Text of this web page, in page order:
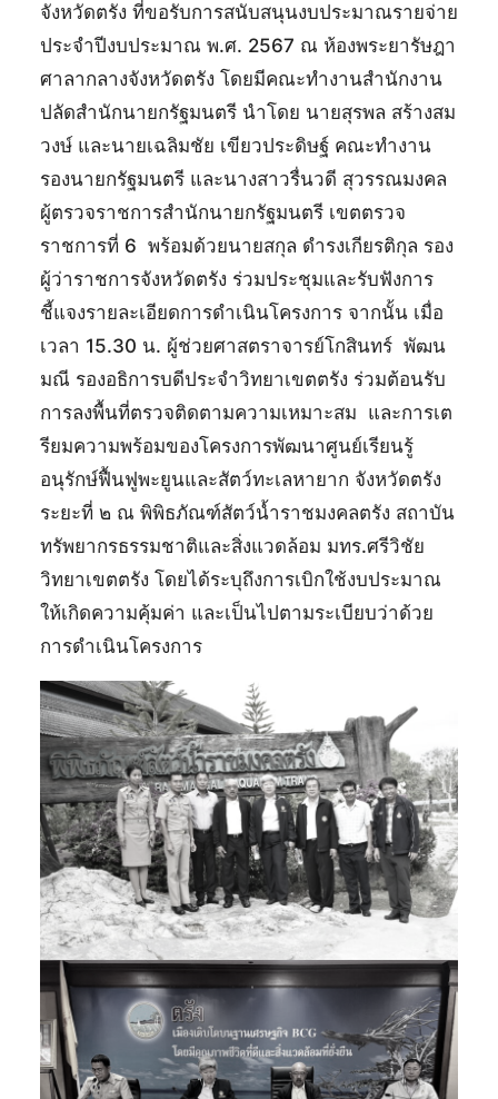
จังหวัดตรัง ที่ขอรับการสนับสนุนงบประมาณรายจ่าย
ประจำปีงบประมาณ พ.ศ. 2567 ณ ห้องพระยารัษฎา
ศาลากลางจังหวัดตรัง โดยมีคณะทำงานสำนักงาน
ปลัดสำนักนายกรัฐมนตรี นำโดย นายสุรพล สร้างสม
วงษ์ และนายเฉลิมชัย เขียวประดิษฐ์ คณะทำงาน
รองนายกรัฐมนตรี และนางสาวรื่นวดี สุวรรณมงคล
ผู้ตรวจราชการสำนักนายกรัฐมนตรี เขตตรวจ
ราชการที่ 6 พร้อมด้วยนายสกุล ดำรงเกียรติกุล รอง
ผู้ว่าราชการจังหวัดตรัง ร่วมประชุมและรับฟังการ
ชี้แจงรายละเอียดการดำเนินโครงการ จากนั้น เมื่อ
เวลา 15.30 น. ผู้ช่วยศาสตราจารย์โกสินทร์ พัฒน
มณี รองอธิการบดีประจำวิทยาเขตตรัง ร่วมต้อนรับ
การลงพื้นที่ตรวจติดตามความเหมาะสม และการเต
รียมความพร้อมของโครงการพัฒนาศูนย์เรียนรู้
อนุรักษ์ฟื้นฟูพะยูนและสัตว์ทะเลหายาก จังหวัดตรัง
ระยะที่ ๒ ณ พิพิธภัณฑ์สัตว์น้ำราชมงคลตรัง สถาบัน
ทรัพยากรธรรมชาติและสิ่งแวดล้อม มทร.ศรีวิชัย
วิทยาเขตตรัง โดยได้ระบุถึงการเบิกใช้งบประมาณ
ให้เกิดความคุ้มค่า และเป็นไปตามระเบียบว่าด้วย
การดำเนินโครงการ